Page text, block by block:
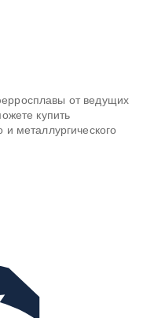
от ведущих
купить
металлургического